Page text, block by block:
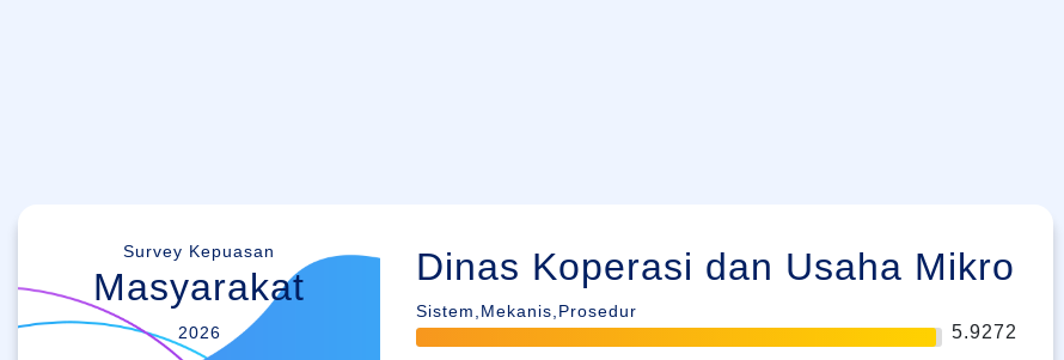
Survey Kepuasan
Masyarakat
2026
Dinas Koperasi dan Usaha Mikro
Sistem,Mekanis,Prosedur
5.9272